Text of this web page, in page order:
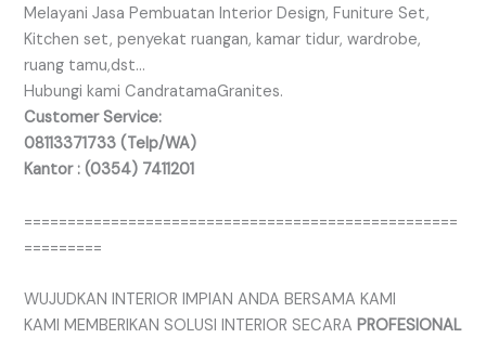
Melayani Jasa Pembuatan Interior Design, Funiture Set,
Kitchen set, penyekat ruangan, kamar tidur, wardrobe,
ruang tamu,dst…
Hubungi kami CandratamaGranites.
Customer Service:
08113371733 (Telp/WA)
Kantor : (0354) 7411201
==================================================
=========
WUJUDKAN INTERIOR IMPIAN ANDA BERSAMA KAMI
KAMI MEMBERIKAN SOLUSI INTERIOR SECARAPROFESIONAL